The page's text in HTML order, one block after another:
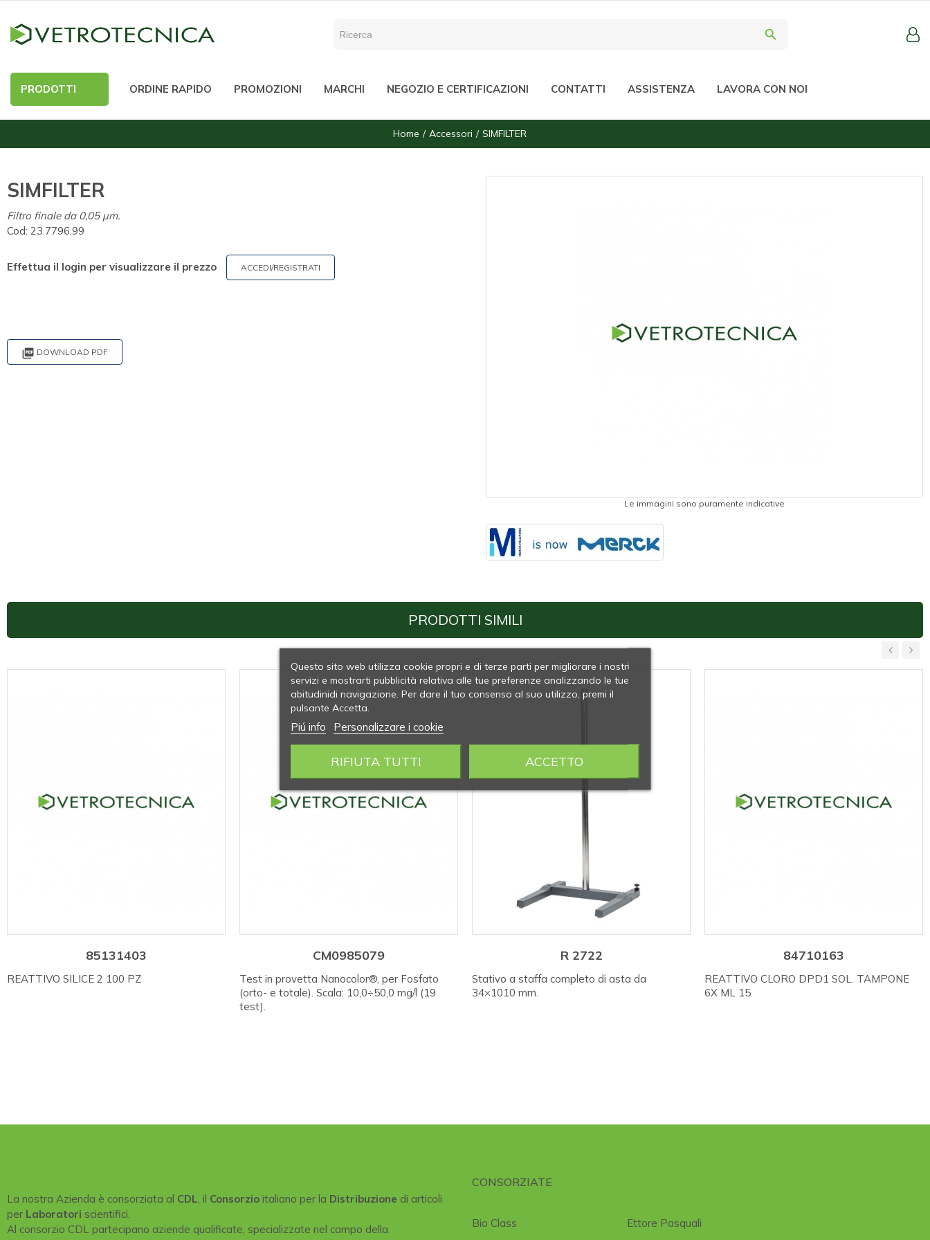
search
PRODOTTI ORDINE RAPIDO PROMOZIONI MARCHI NEGOZIO E CERTIFICAZIONI CONTATTI ASSISTENZA LAVORA CON NOI
Home Accessori SIMFILTER
SIMFILTER
Filtro finale da 0,05 µm.
Cod: 23.7796.99
Effettua il login per visualizzare il prezzo ACCEDI/REGISTRATI
 DOWNLOAD PDF
Le immagini sono puramente indicative
PRODOTTI SIMILI
85131403
REATTIVO SILICE 2 100 PZ
CM0985079
Test in provetta Nanocolor®, per Fosfato
(orto- e totale). Scala: 10,0÷50,0 mg/l (19
test).
R 2722
Stativo a staffa completo di asta da
34×1010 mm.
84710163
REATTIVO CLORO DPD1 SOL. TAMPONE
6X ML 15
‹ ›
La nostra Azienda è consorziata al CDL, il Consorzio italiano per la Distribuzione di articoli
per Laboratori scientifici.
Al consorzio CDL partecipano aziende qualificate, specializzate nel campo della
CONSORZIATE
Bio Class Ettore Pasquali
Questo sito web utilizza cookie propri e di terze parti per migliorare i nostri
servizi e mostrarti pubblicità relativa alle tue preferenze analizzando le tue
abitudinidi navigazione. Per dare il tuo consenso al suo utilizzo, premi il
pulsante Accetta.
Piú info Personalizzare i cookie
RIFIUTA TUTTI ACCETTO